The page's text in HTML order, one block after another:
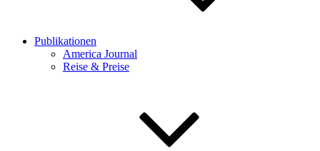
Publikationen
America Journal
Reise & Preise